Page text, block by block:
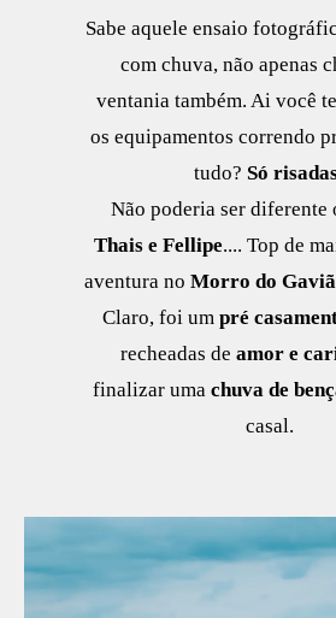
Sabe aquele ensaio
com chuva, não apenas
ventania também. Ai você
os equipamentos correndo
tudo? Só
Não poderia ser diferente
Thais e Fellipe.... Top de
aventura no Morro do
Claro, foi um pré
recheadas de amor e
finalizar uma chuva de
casal.